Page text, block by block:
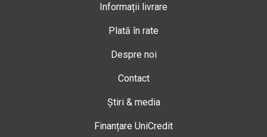
Informații livrare
Plată în rate
Despre noi
Contact
Știri & media
Finanțare UniCredit